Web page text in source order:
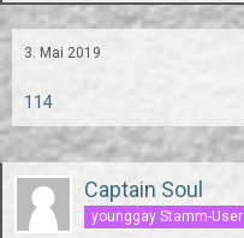
3. Mai 2019
114
Captain Soul
younggay Stamm-User